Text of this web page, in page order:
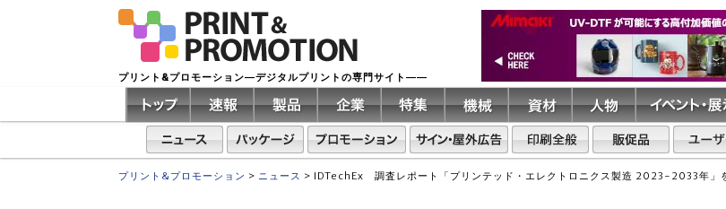
プリント&プロモーション―デジタルプリントの専門サイト――
プリント&プロモーション > ニュース > IDTechEx 調査レポート「プリンテッド・エレクトロニクス製造 2023-2033年」